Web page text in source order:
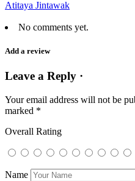
Atitaya Jintawak
No comments yet.
Add a review
Leave a Reply ·
Your email address will not be
marked *
Overall Rating
Name